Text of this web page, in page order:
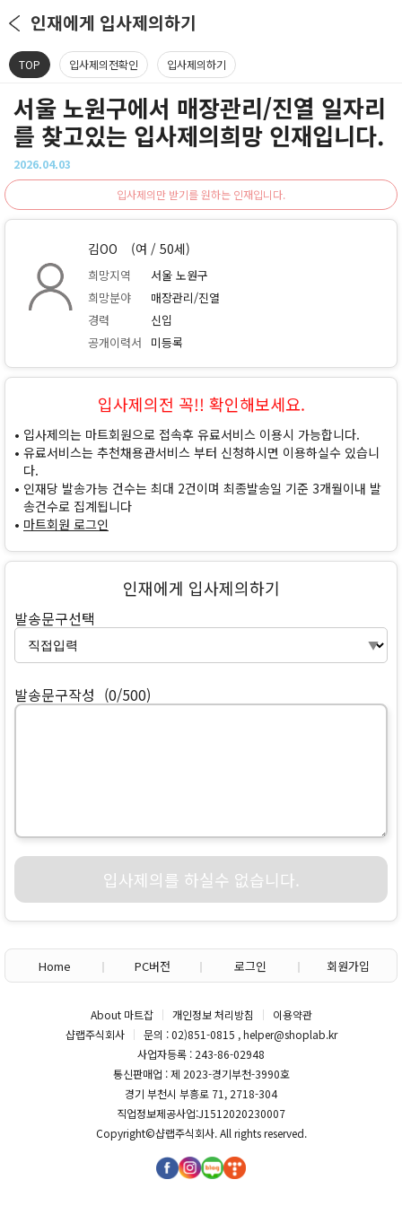
인재에게 입사제의하기
TOP 입사제의전확인 입사제의하기
서울 노원구에서 매장관리/진열 일자리
를 찾고있는 입사제의희망 인재입니다.
2026.04.03
입사제의만 받기를 원하는 인재입니다.
김OO (여 / 50세)
희망지역
서울 노원구
희망분야
매장관리/진열
경력
신입
공개이력서
미등록
입사제의전 꼭!! 확인해보세요.
입사제의는 마트회원으로 접속후 유료서비스 이용시 가능합니다.
유료서비스는 추천채용관서비스 부터 신청하시면 이용하실수 있습니
다.
인재당 발송가능 건수는 최대 2건이며 최종발송일 기준 3개월이내 발
송건수로 집계됩니다
마트회원 로그인
인재에게 입사제의하기
발송문구선택
발송문구작성 (0/500)
입사제의를 하실수 없습니다.
Home PC버전 로그인 회원가입
About 마트잡 개인정보 처리방침
이용약관
샵랩주식회사
문의 : 02)851-0815 , helper@shoplab.kr
사업자등록 : 243-86-02948
통신판매업 : 제 2023-경기부천-3990호
경기 부천시 부흥로 71, 2718-304
직업정보제공사업:J1512020230007
Copyright©샵랩주식회사. All rights reserved.